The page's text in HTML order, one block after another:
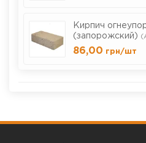
Кирпич
(запорожский)
86,00 грн/шт